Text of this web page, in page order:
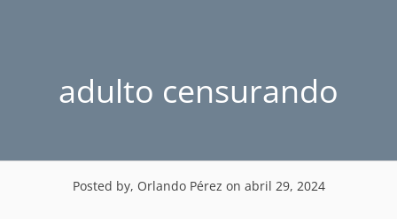
adulto censurando
Posted by, Orlando Pérez on abril 29, 2024